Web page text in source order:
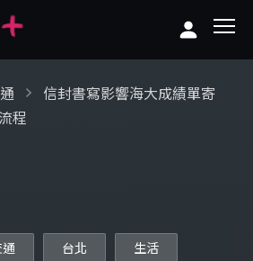
信封書寫影響海大成績單寄
程
台北 生活